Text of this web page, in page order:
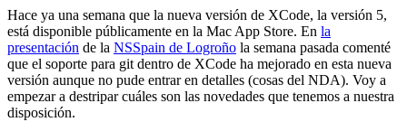
Hace ya una semana que la nueva versión de XCode, la versión 5,
está disponible públicamente en la Mac App Store. En la
presentación de la NSSpain de Logroño la semana pasada comenté
que el soporte para git dentro de XCode ha mejorado en esta nueva
versión aunque no pude entrar en detalles (cosas del NDA). Voy a
empezar a destripar cuáles son las novedades que tenemos a nuestra
disposición.